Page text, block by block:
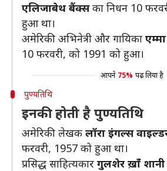
एलिजाबेथ बैंक्सका निधन 10
हुआ था।
अमेरिकी अभिनेत्री और गायिका
10 फरवरी, को 1991 को हुआ।
आपने 75% पढ़ लिया है
पुण्यतिथि
इनकी होती है पुण्यतिथि
अमेरिकी लेखक लॉरा इंगल्स
फरवरी, 1957 को हुआ था।
प्रसिद्ध साहित्यकार गुलशेर ख़ाँ शानी